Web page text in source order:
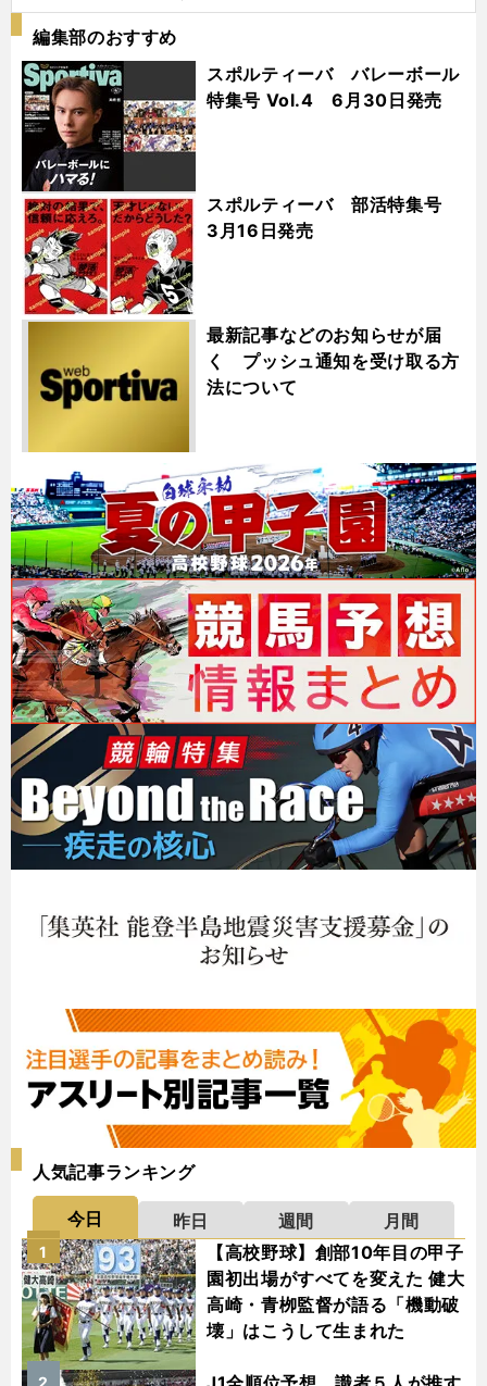
編集部のおすすめ
スポルティーバ バレーボール
特集号 Vol.4 6月30日発売
スポルティーバ 部活特集号
3月16日発売
最新記事などのお知らせが届
く プッシュ通知を受け取る方
法について
人気記事ランキング
今日 昨日 週間
月間
【高校野球】創部10年目の甲子
園初出場がすべてを変えた 健大
高崎・青栁監督が語る「機動破
壊」はこうして生まれた
1